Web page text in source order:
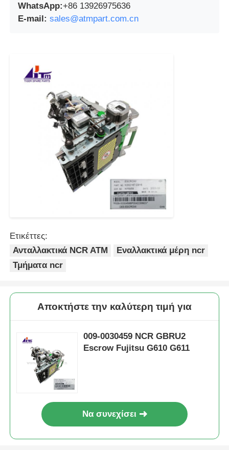
WhatsApp:+86 13926975636
E-mail: sales@atmpart.com.cn
Ετικέττες:
Ανταλλακτικά NCR ATM
Εναλλακτικά μέρη ncr
Τμήματα ncr
Αποκτήστε την καλύτερη τιμή για
009-0030459 NCR GBRU2
Escrow Fujitsu G610 G611
Να συνεχίσει